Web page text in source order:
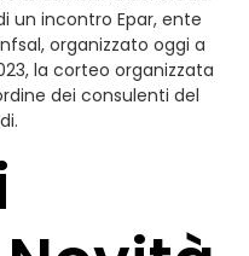
un incontro Epar, ente
organizzato oggi a
la corteo organizzata
dei consulenti del